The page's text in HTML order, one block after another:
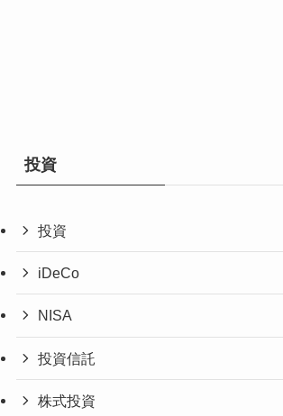
投資
投資
iDeCo
NISA
投資信託
株式投資